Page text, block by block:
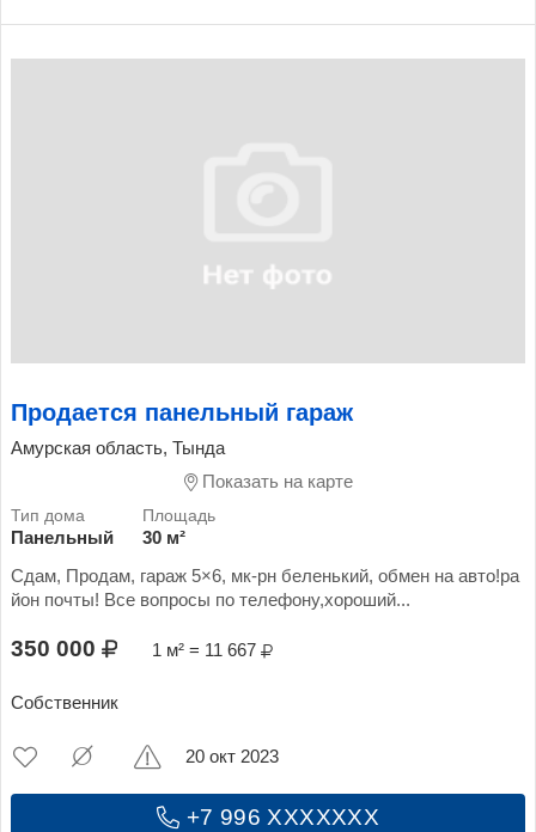
Продается панельный гараж
Амурская область, Тында
Показать на карте
Панельный
30 м²
Сдам, Продам, гараж 5×6, мк-рн беленький, обмен на авто!ра
йон почты! Все вопросы по телефону,хороший...
350 000 1 м² = 11 667
Собственник
+7 996 XXXXXXX
20 окт 2023